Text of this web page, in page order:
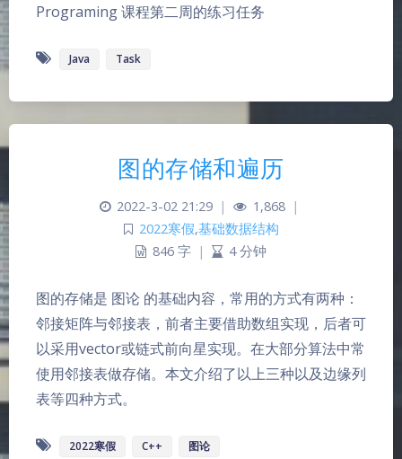
夜间模式
Sans Serif Serif
关闭
Programing 课程第二周的练习任务
Java Task
图的存储和遍历
2022-3-02 21:29 | 1,868 |
2022寒假,基础数据结构
846 字 | 4 分钟
图的存储是 图论 的基础内容，常用的方式有两种：
邻接矩阵与邻接表，前者主要借助数组实现，后者可
以采用vector或链式前向星实现。在大部分算法中常
使用邻接表做存储。本文介绍了以上三种以及边缘列
表等四种方式。
2022寒假 C++ 图论